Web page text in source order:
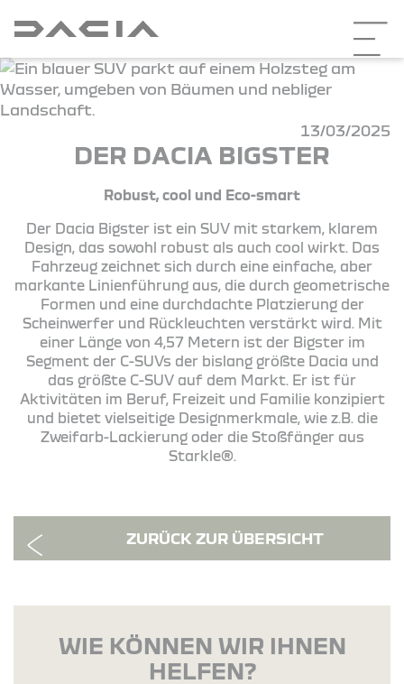
13/03/2025
DER DACIA BIGSTER
Robust, cool und Eco-smart
Der Dacia Bigster ist ein SUV mit starkem, klarem
Design, das sowohl robust als auch cool wirkt. Das
Fahrzeug zeichnet sich durch eine einfache, aber
markante Linienführung aus, die durch geometrische
Formen und eine durchdachte Platzierung der
Scheinwerfer und Rückleuchten verstärkt wird. Mit
einer Länge von 4,57 Metern ist der Bigster im
Segment der C-SUVs der bislang größte Dacia und
das größte C-SUV auf dem Markt. Er ist für
Aktivitäten im Beruf, Freizeit und Familie konzipiert
und bietet vielseitige Designmerkmale, wie z.B. die
Zweifarb-Lackierung oder die Stoßfänger aus
Starkle®.
ZURÜCK ZUR ÜBERSICHT
WIE KÖNNEN WIR IHNEN
HELFEN?